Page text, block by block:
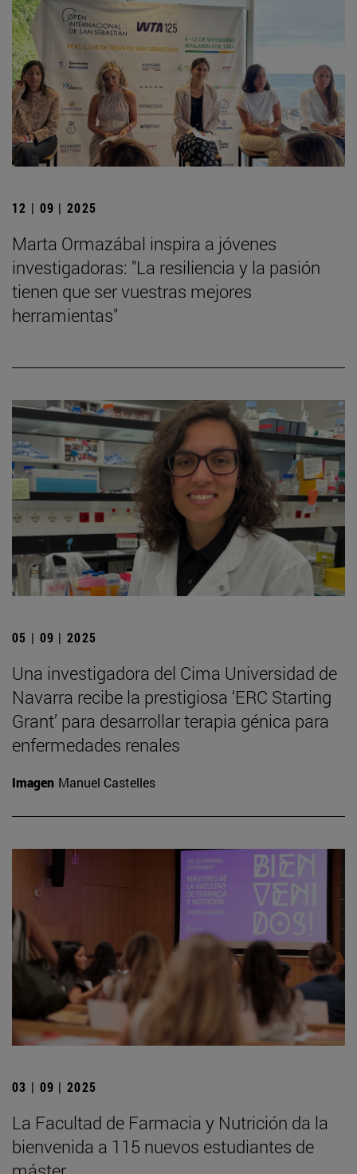
12 | 09 | 2025
Marta Ormazábal inspira a jóvenes
investigadoras: "La resiliencia y la pasión
tienen que ser vuestras mejores
herramientas"
05 | 09 | 2025
Una investigadora del Cima Universidad de
Navarra recibe la prestigiosa ‘ERC Starting
Grant’ para desarrollar terapia génica para
enfermedades renales
Imagen Manuel Castelles
03 | 09 | 2025
La Facultad de Farmacia y Nutrición da la
bienvenida a 115 nuevos estudiantes de